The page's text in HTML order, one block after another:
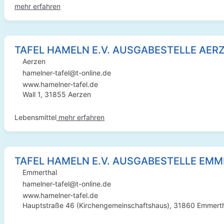
mehr erfahren
TAFEL HAMELN E.V. AUSGABESTELLE
Aerzen
hamelner-tafel@t-online.de
www.hamelner-tafel.de
Wall 1, 31855 Aerzen
Lebensmittel mehr erfahren
TAFEL HAMELN E.V. AUSGABESTELLE
Emmerthal
hamelner-tafel@t-online.de
www.hamelner-tafel.de
Hauptstraße 46 (Kirchengemeinschaftshaus), 31860